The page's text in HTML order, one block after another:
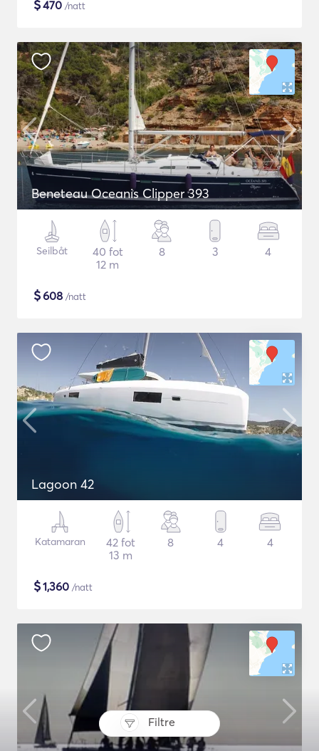
Filtre
$470 /natt
Beneteau Oceanis Clipper 393
Seilbåt
40 fot
12 m
8 3 4
$608 /natt
Lagoon 42
Katamaran
42 fot
13 m
8 4 4
$1,360 /natt